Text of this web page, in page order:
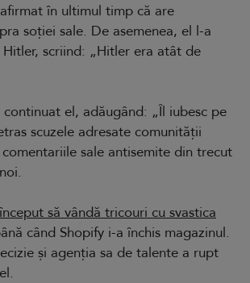
în ultimul timp că are
soției sale. De asemenea, el l-a
scriind: „Hitler era atât de
continuat el, adăugând: „Îl iubesc pe
scuzele adresate comunității
sale antisemite din trecut
să vândă tricouri cu svastica
când Shopify i-a închis magazinul.
și agenția sa de talente a rupt